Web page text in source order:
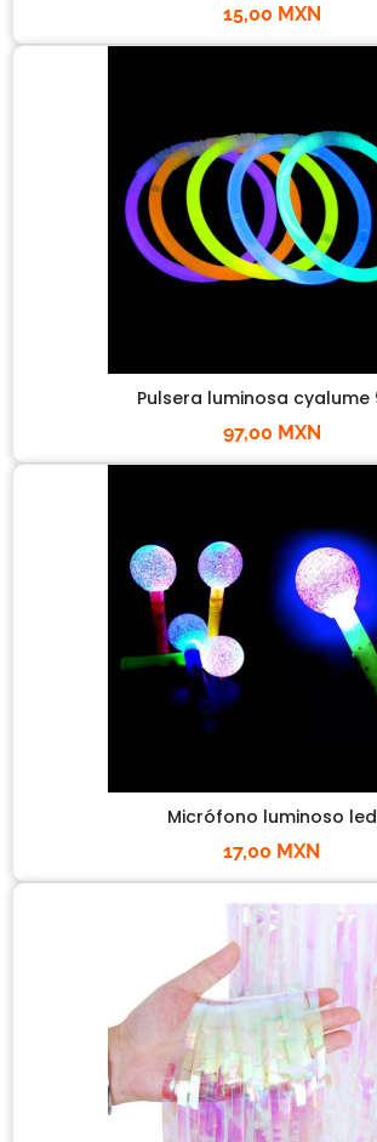
15,00 MXN
Pulsera luminosa cyalume
97,00 MXN
Micrófono luminoso led
17,00 MXN